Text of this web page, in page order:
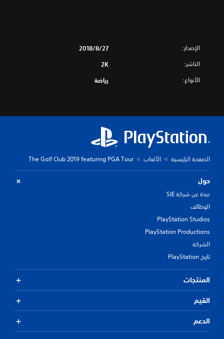
الإصدار: 27‏/8‏/2018
الناشر: 2K
الأنواع: رياضة
الصفحة الرئيسية الألعاب The Golf Club 2019 featuring PGA Tour
حول
نبذة عن شركة SIE
الوظائف
PlayStation Studios
PlayStation Productions
الشركة
تاريخ PlayStation
المنتجات
القيم
الدعم